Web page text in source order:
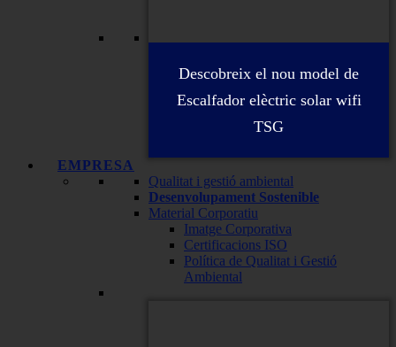
Descobreix el nou model de
Escalfador elèctric solar wifi
TSG
EMPRESA
Qualitat i gestió ambiental
Desenvolupament Sostenible
Material Corporatiu
Imatge Corporativa
Certificacions ISO
Política de Qualitat i Gestió
Ambiental